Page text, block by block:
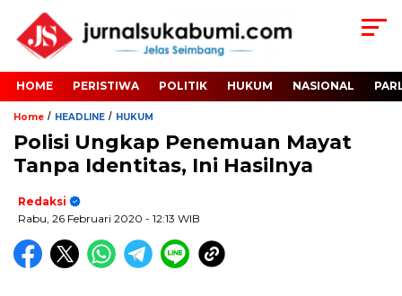
HOME PERISTIWA POLITIK HUKUM NASIONAL
Home / HEADLINE / HUKUM
Polisi Ungkap Penemuan Mayat
Tanpa Identitas, Ini Hasilnya
Redaksi
Rabu, 26 Februari 2020 - 12:13 WIB